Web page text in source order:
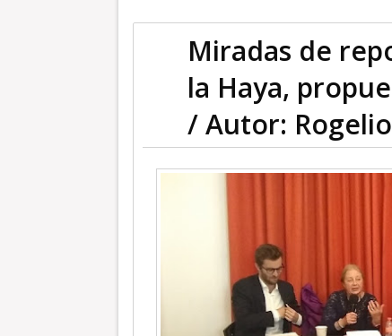
Miradas de
la Haya,
/ Autor: